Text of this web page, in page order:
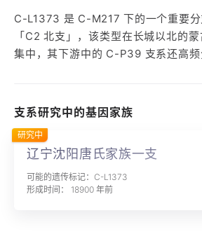
C-L1373 是 C-M217 下的一个重要
「C2 北支」，该类型在长城以北的
集中，其下游中的 C-P39 支系还高
较少见。
支系研究中的基因家族
辽宁沈阳唐氏家族一支
可能的遗传标记：C-L1373
形成时间： 18900 年前
研究中